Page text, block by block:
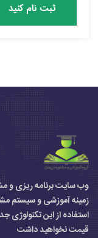
ثبت نام کنید
وب سایت برنامه ریزی و
زمینه آموزشی و سیستم
استفاده از این تکنولوژی
قیمت نخواهید داشت